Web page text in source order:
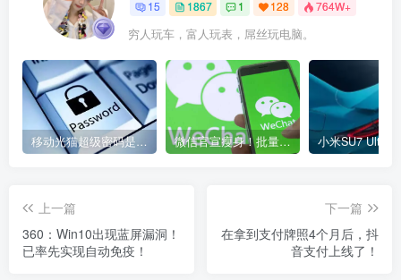
15 1867 1 128 764W+
穷人玩车，富人玩表，屌丝玩电脑。
移动光猫超级密码是多少？移动光猫超级管理员后台账号与密码 微信官宣瘦身！批量清理原图新功能来了 安卓、iOS均可使用
上一篇
360：Win10出现蓝屏漏洞！
已率先实现自动免疫！
下一篇
在拿到支付牌照4个月后，抖
音支付上线了！